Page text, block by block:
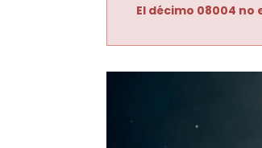
El décimo 08004